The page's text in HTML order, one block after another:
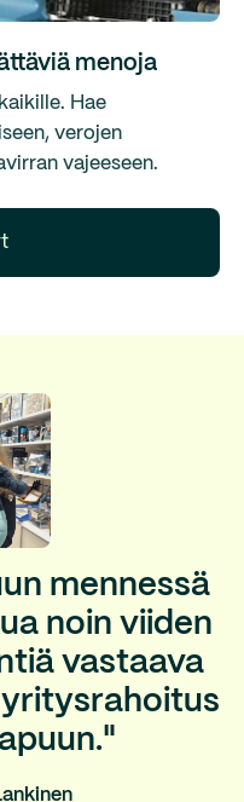
menoja
Hae
verojen
vajeeseen.
mennessä
noin viiden
vastaava